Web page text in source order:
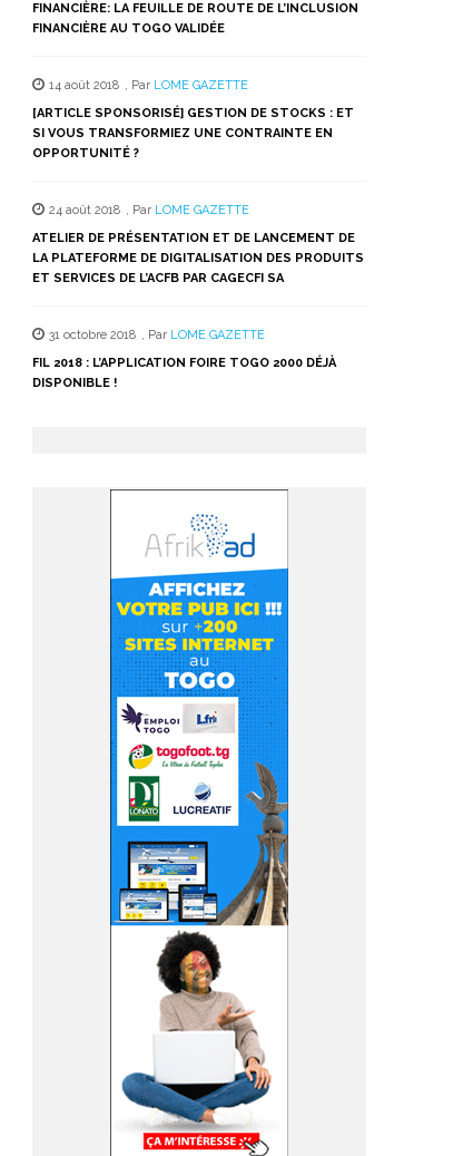
FINANCIÈRE: LA FEUILLE DE ROUTE DE L’INCLUSION
FINANCIÈRE AU TOGO VALIDÉE
14 août 2018 , Par LOME GAZETTE
[ARTICLE SPONSORISÉ] GESTION DE STOCKS : ET
SI VOUS TRANSFORMIEZ UNE CONTRAINTE EN
OPPORTUNITÉ ?
24 août 2018 , Par LOME GAZETTE
ATELIER DE PRÉSENTATION ET DE LANCEMENT DE
LA PLATEFORME DE DIGITALISATION DES PRODUITS
ET SERVICES DE L’ACFB PAR CAGECFI SA
31 octobre 2018 , Par LOME GAZETTE
FIL 2018 : L’APPLICATION FOIRE TOGO 2000 DÉJÀ
DISPONIBLE !